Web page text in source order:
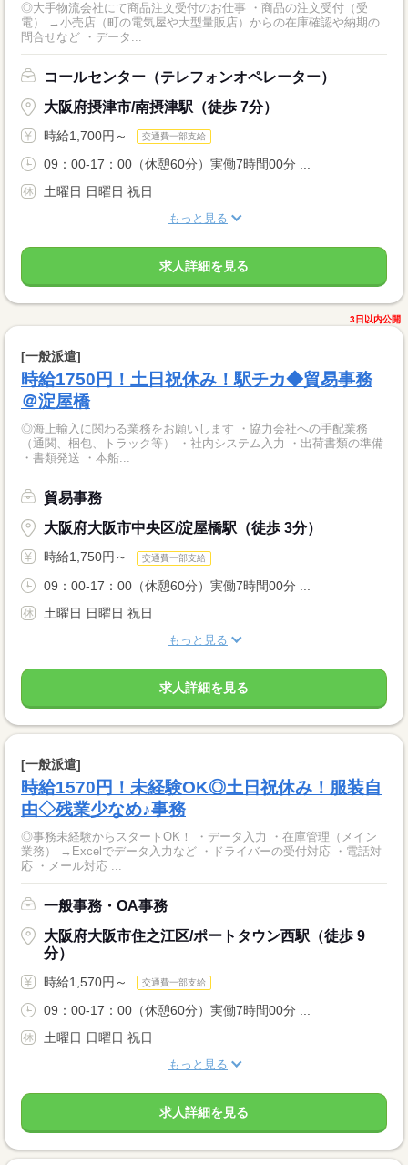
◎大手物流会社にて商品注文受付のお仕事 ・商品の注文受付（受
電） →小売店（町の電気屋や大型量販店）からの在庫確認や納期の
問合せなど ・データ...
コールセンター（テレフォンオペレーター）
大阪府摂津市/南摂津駅（徒歩 7分）
時給1,700円～ 交通費一部支給
09：00-17：00（休憩60分）実働7時間00分 ...
土曜日 日曜日 祝日
もっと見る
求人詳細を見る
3日以内公開
[一般派遣]
時給1750円！土日祝休み！駅チカ◆貿易事務
＠淀屋橋
◎海上輸入に関わる業務をお願いします ・協力会社への手配業務
（通関、梱包、トラック等） ・社内システム入力 ・出荷書類の準備
・書類発送 ・本船...
貿易事務
大阪府大阪市中央区/淀屋橋駅（徒歩 3分）
時給1,750円～ 交通費一部支給
09：00-17：00（休憩60分）実働7時間00分 ...
土曜日 日曜日 祝日
もっと見る
求人詳細を見る
[一般派遣]
時給1570円！未経験OK◎土日祝休み！服装自
由◇残業少なめ♪事務
◎事務未経験からスタートOK！ ・データ入力 ・在庫管理（メイン
業務） →Excelでデータ入力など ・ドライバーの受付対応 ・電話対
一般事務・OA事務
大阪府大阪市住之江区/ポートタウン西駅（徒歩 9
分）
時給1,570円～ 交通費一部支給
09：00-17：00（休憩60分）実働7時間00分 ...
土曜日 日曜日 祝日
もっと見る
求人詳細を見る